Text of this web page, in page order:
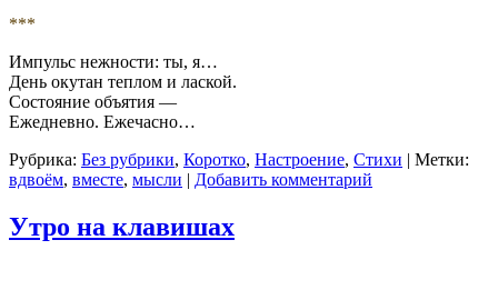
***
Импульс нежности: ты, я…
День окутан теплом и лаской.
Состояние объятия —
Ежедневно. Ежечасно…
Рубрика: Без рубрики, Коротко, Настроение, Стихи | Метки:
вдвоём, вместе, мысли | Добавить комментарий
Утро на клавишах